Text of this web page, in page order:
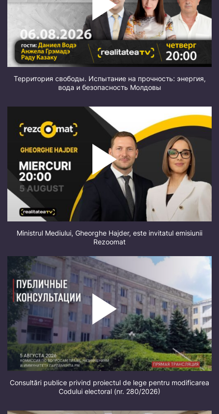
Территория свободы. Испытание на прочность: энергия,
вода и безопасность Молдовы
Ministrul Mediului, Gheorghe Hajder, este invitatul emisiunii
Rezoomat
Consultări publice privind proiectul de lege pentru modificarea
Codului electoral (nr. 280/2026)